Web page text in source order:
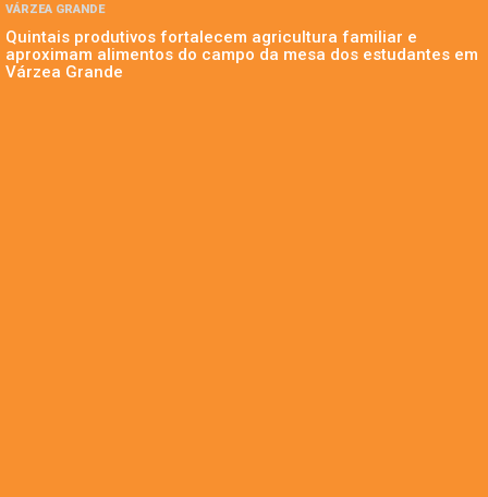
VÁRZEA GRANDE
Quintais produtivos fortalecem agricultura familiar e
aproximam alimentos do campo da mesa dos estudantes em
Várzea Grande